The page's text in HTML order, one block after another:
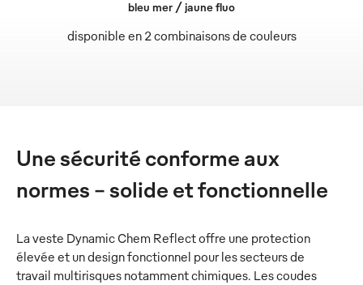
disponible en 2 combinaisons de couleurs
bleu mer / jaune fluo
Une sécurité conforme aux
normes - solide et fonctionnelle
La veste Dynamic Chem Reflect offre une protection
élevée et un design fonctionnel pour les secteurs de
travail multirisques notamment chimiques. Les coudes